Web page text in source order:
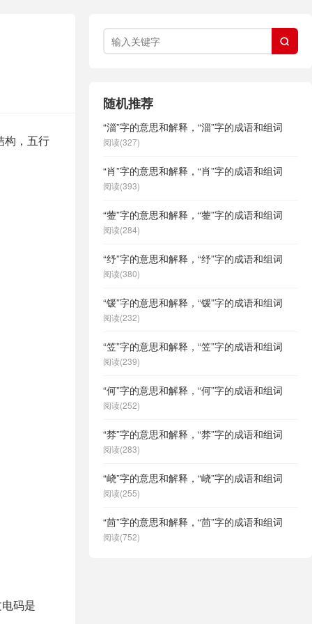
构，五行
码是

随机推荐
“淄”字的意思和解释，“淄”字的成语和组词
阅读(327)
“肖”字的意思和解释，“肖”字的成语和组词
阅读(393)
“蓥”字的意思和解释，“蓥”字的成语和组词
阅读(284)
“纾”字的意思和解释，“纾”字的成语和组词
阅读(380)
“锾”字的意思和解释，“锾”字的成语和组词
阅读(232)
“笠”字的意思和解释，“笠”字的成语和组词
阅读(239)
“何”字的意思和解释，“何”字的成语和组词
阅读(252)
“棼”字的意思和解释，“棼”字的成语和组词
阅读(283)
“峣”字的意思和解释，“峣”字的成语和组词
阅读(255)
“茴”字的意思和解释，“茴”字的成语和组词
阅读(752)